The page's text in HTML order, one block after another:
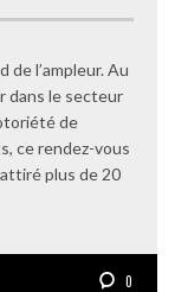
de l’ampleur. Au
dans le secteur
de
ce rendez-vous
plus de 20
0